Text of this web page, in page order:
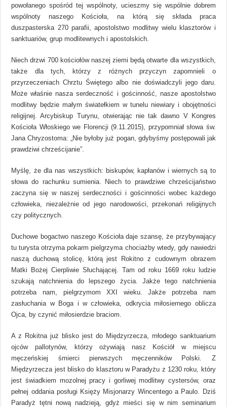
powołanego spośród tej wspólnoty, ucieszmy się wspólnie dobrem
wspólnoty naszego Kościoła, na którą się składa praca
duszpasterska 270 parafii, apostolstwo modlitwy wielu klasztorów i
sanktuariów, grup modlitewnych i apostolskich.
Niech drzwi 700 kościołów naszej ziemi będą otwarte dla wszystkich,
także dla tych, którzy z różnych przyczyn zapomnieli o
przyrzeczeniach Chrztu Świętego albo nie doświadczyli jego daru.
Może właśnie nasza serdeczność i gościnność, nasze apostolstwo
modlitwy będzie małym światełkiem w tunelu niewiary i obojętności
religijnej. Arcybiskup Turynu, otwierając nie tak dawno V Kongres
Kościoła Włoskiego we Florencji (9.11.2015), przypomniał słowa św.
Jana Chryzostoma: „Nie byłoby już pogan, gdybyśmy postępowali jak
prawdziwi chrześcijanie”.
Myślę, że dla nas wszystkich: biskupów, kapłanów i wiernych są to
słowa do rachunku sumienia. Niech to prawdziwe chrześcijaństwo
zaczyna się w naszej serdeczności i gościnności wobec każdego
człowieka, niezależnie od jego narodowości, przekonań religijnych
czy politycznych.
Duchowe bogactwo naszego Kościoła daje szansę, że przybywający
tu turysta otrzyma pokarm pielgrzyma chociażby wtedy, gdy nawiedzi
naszą duchową stolicę, którą jest Rokitno z cudownym obrazem
Matki Bożej Cierpliwie Słuchającej. Tam od roku 1669 roku ludzie
szukają natchnienia do lepszego życia. Jakże tego natchnienia
potrzeba nam, pielgrzymom XXI wieku. Jakże potrzeba nam
zasłuchania w Boga i w człowieka, odkrycia miłosiernego oblicza
Ojca, by czynić miłosierdzie braciom.
A z Rokitna już blisko jest do Międzyrzecza, młodego sanktuarium
ojców pallotynów, którzy ożywiają nasz Kościół w miejscu
męczeńskiej śmierci pierwszych męczenników Polski. Z
Międzyrzecza jest blisko do klasztoru w Paradyżu z 1230 roku, który
jest świadkiem mozolnej pracy i gorliwej modlitwy cystersów, oraz
pełnej oddania posługi Księży Misjonarzy Wincentego a Paulo. Dziś
Paradyż tętni nową nadzieją, gdyż mieści się w nim seminarium